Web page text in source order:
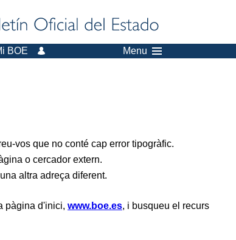
BOE Menu
vos que no conté cap error tipogràfic.
o cercador extern.
altra adreça diferent.
pàgina d'inici, www.boe.es, i busqueu el recurs